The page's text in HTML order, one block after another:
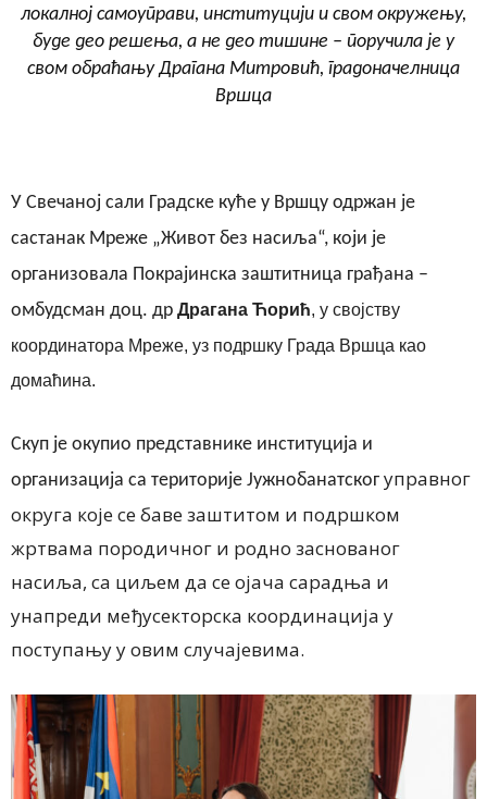
локалној самоуправи, институцији и свом окружењу,
буде део решења, а не део тишине – поручила је у
свом обраћању Драгана Митровић, градоначелница
Вршца
У Свечаној сали Градске куће у Вршцу одржан је
састанак Мреже „Живот без насиља“, који је
организовала Покрајинска заштитница грађана –
омбудсман доц. др Драгана Ћорић, у својству
координатора Мреже, уз подршку Града Вршца као
домаћина.
Скуп је окупио представнике институција и
организација са територије Јужнобанатског управног
округа које се баве заштитом и подршком
жртвама породичног и родно заснованог
насиља, са циљем да се ојача сарадња и
унапреди међусекторска координација у
поступању у овим случајевима.